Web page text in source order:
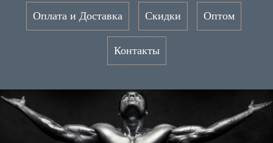
Оплата и Доставка Скидки Оптом
Контакты